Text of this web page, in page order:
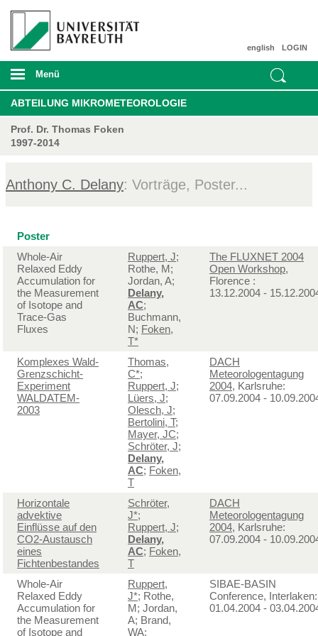
LOGIN
english
Menü
ABTEILUNG MIKROMETEOROLOGIE
Prof. Dr. Thomas Foken
1997-2014
Anthony C. Delany: Vorträge, Poster...
Poster
Whole-Air
Relaxed Eddy
Accumulation for
the Measurement
of Isotope and
Trace-Gas
Fluxes
Ruppert, J;
Rothe, M;
Jordan, A;
Delany,
AC;
Buchmann,
N; Foken,
T*
The FLUXNET 2004
Open Workshop,
Florence :
13.12.2004 -
Komplexes Wald-
Grenzschicht-
Experiment
WALDATEM-
2003
Thomas,
C*;
Ruppert, J;
Lüers, J;
Olesch, J;
Bertolini, T;
Mayer, JC;
Schröter, J;
Delany,
AC; Foken,
T
DACH
Meteorologentagung
2004, Karlsruhe:
07.09.2004 -
Horizontale
advektive
Einflüsse auf den
CO2-Austausch
eines
Fichtenbestandes
Schröter,
J*;
Ruppert, J;
Delany,
AC; Foken,
T
DACH
Meteorologentagung
2004, Karlsruhe:
07.09.2004 -
Whole-Air
Relaxed Eddy
Accumulation for
the Measurement
of Isotope and
Ruppert,
J*; Rothe,
M; Jordan,
A; Brand,
WA;
SIBAE-BASIN
Conference, Interlaken:
01.04.2004 -